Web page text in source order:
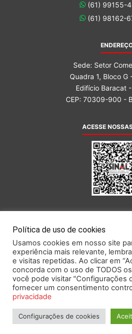
(61) 99155-
(61) 98162-
Sede: Setor
Quadra 1, Bloco G
Edifício Baracat
CEP: 70309-900 -
ACESSE
Este portal obedece às prescrições da Lei
2026 SINAL – Sindicato Nacional dos
Política de uso de cookies
Usamos cookies em nosso site
experiência mais relevante,
e visitas repetidas. Ao clicar em
concorda com o uso de TODOS
você pode visitar "Configurações
fornecer um consentimento
privacidade
Configurações de cookies